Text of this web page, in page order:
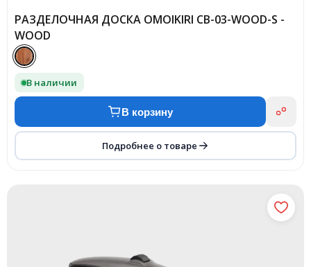
РАЗДЕЛОЧНАЯ ДОСКА OMOIKIRI CB-03-WOOD-S -
WOOD
В наличии
В корзину
Подробнее о товаре